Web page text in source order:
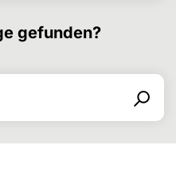
gefunden?
Search